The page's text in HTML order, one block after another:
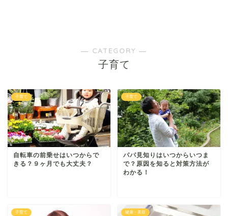
― CATEGORY ―
子育て
子育て
自転車の前乗せはいつからで
きる？９ヶ月でも大丈夫？
子育て
パパ見知りはいつからいつま
で？原因を知ると対策方法が
わかる！
子育て 健康・美容